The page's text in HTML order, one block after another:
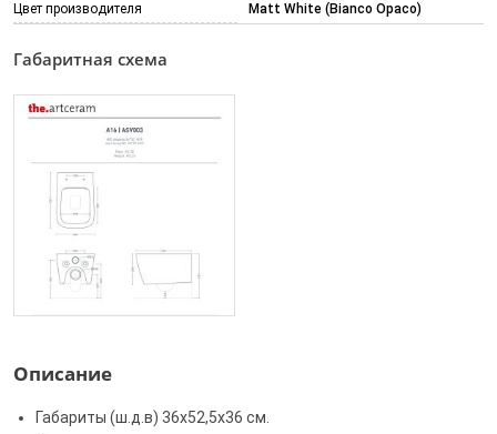
Цвет производителя Matt White (Bianco Opaco)
Габаритная схема
Описание
Габариты (ш.д.в) 36x52,5x36 см.